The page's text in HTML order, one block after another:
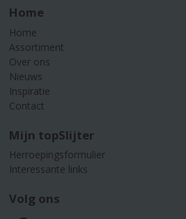
Home
Home
Assortiment
Over ons
Nieuws
Inspiratie
Contact
Mijn topSlijter
Herroepingsformulier
Interessante links
Volg ons